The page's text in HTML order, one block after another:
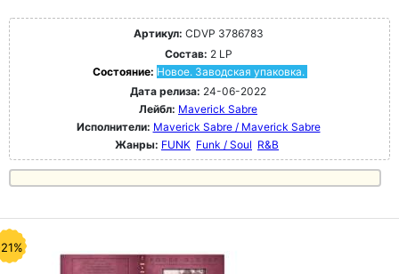
Артикул: CDVP 3786783
Состав: 2 LP
Состояние: Новое. Заводская упаковка.
Дата релиза: 24-06-2022
Лейбл: Maverick Sabre
Исполнители: Maverick Sabre / Maverick Sabre
Жанры: FUNK Funk / Soul R&B